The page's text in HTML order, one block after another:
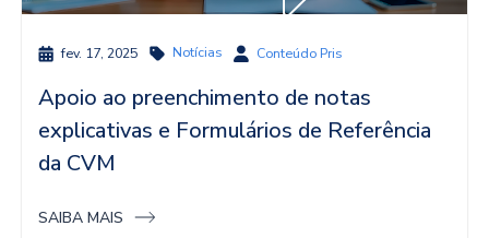
fev. 17, 2025 Notícias Conteúdo Pris
Apoio ao preenchimento de notas
explicativas e Formulários de Referência
da CVM
SAIBA MAIS